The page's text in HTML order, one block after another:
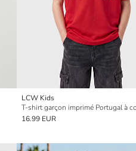
LCW Kids
T-shirt garçon imprimé Portugal à
16.99 EUR